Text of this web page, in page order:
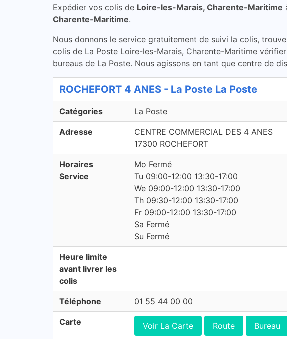
Expédier vos colis de Loire-les-Marais, Charente-Maritime
Charente-Maritime.
Nous donnons le service gratuitement de suivi la colis,
colis de La Poste Loire-les-Marais, Charente-Maritime
bureaus de La Poste. Nous agissons en tant que centre de
ROCHEFORT 4 ANES - La Poste La Poste
Catégories La Poste
Adresse
CENTRE COMMERCIAL DES 4 ANES
17300 ROCHEFORT
Horaires
Service
Mo Fermé
Tu 09:00-12:00 13:30-17:00
We 09:00-12:00 13:30-17:00
Th 09:30-12:00 13:30-17:00
Fr 09:00-12:00 13:30-17:00
Sa Fermé
Su Fermé
Heure limite
avant livrer les
colis
Téléphone 01 55 44 00 00
Carte Voir La Carte Route Bureau